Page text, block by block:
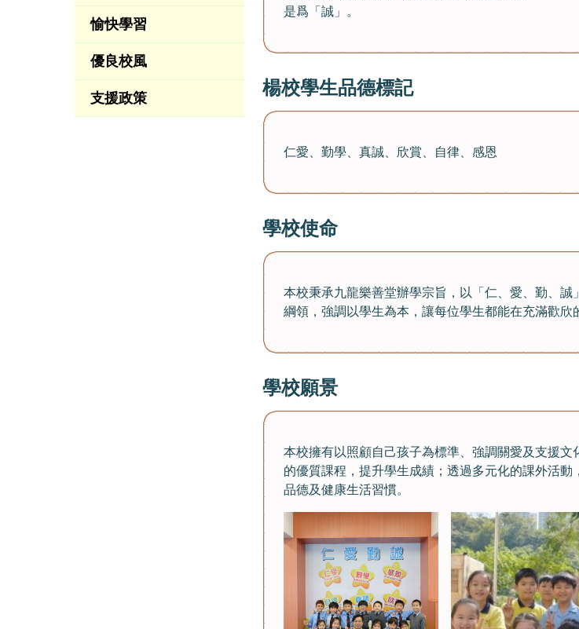
愉快學習
優良校風
支援政策
是爲「誠」。
楊校學生品德標記
仁愛、勤學、真誠、欣賞、自律、感恩
學校使命
本校秉承九龍樂善堂辦學宗旨，以「仁、愛、勤、
綱領，強調以學生為本，讓每位學生都能在充滿歡欣
學校願景
本校擁有以照顧自己孩子為標準、強調關愛及支援
的優質課程，提升學生成績；透過多元化的課外活
品德及健康生活習慣。